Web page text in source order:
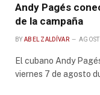
Andy Pagés
de la campaña
BY ABEL ZALDÍVAR
El cubano Andy
viernes 7 de agosto